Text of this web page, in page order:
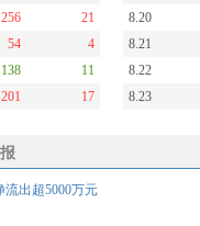
256
21
54
4
138
11
201 17
8.20
8.21
8.22
8.23
流出超5000万元